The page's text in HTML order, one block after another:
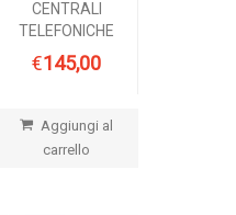
CENTRALI
TELEFONICHE
€145,00
Aggiungi al
carrello